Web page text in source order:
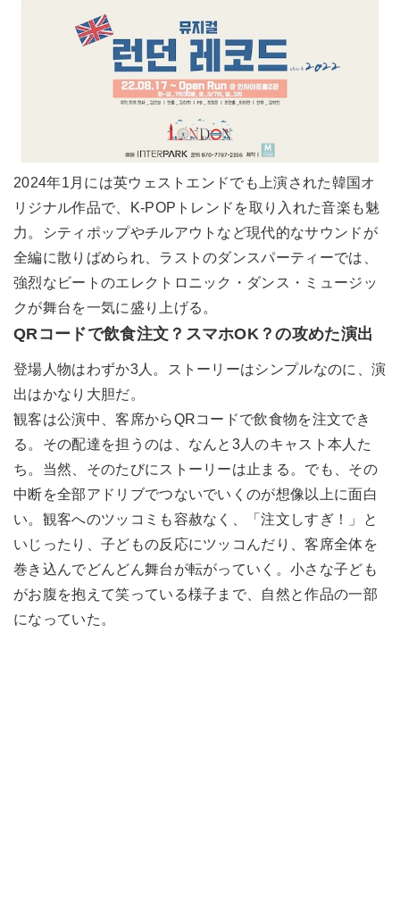
2024年1月には英ウェストエンドでも上演された韓国オ
リジナル作品で、K-POPトレンドを取り入れた音楽も魅
力。シティポップやチルアウトなど現代的なサウンドが
全編に散りばめられ、ラストのダンスパーティーでは、
強烈なビートのエレクトロニック・ダンス・ミュージッ
クが舞台を一気に盛り上げる。
QRコードで飲食注文？スマホOK？の攻めた演出
登場人物はわずか3人。ストーリーはシンプルなのに、演
出はかなり大胆だ。
観客は公演中、客席からQRコードで飲食物を注文でき
る。その配達を担うのは、なんと3人のキャスト本人た
ち。当然、そのたびにストーリーは止まる。でも、その
中断を全部アドリブでつないでいくのが想像以上に面白
い。観客へのツッコミも容赦なく、「注文しすぎ！」と
いじったり、子どもの反応にツッコんだり、客席全体を
巻き込んでどんどん舞台が転がっていく。小さな子ども
がお腹を抱えて笑っている様子まで、自然と作品の一部
になっていた。